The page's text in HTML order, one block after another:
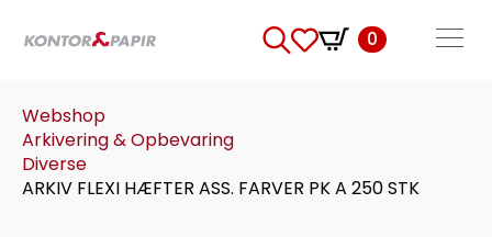
0
Webshop
Arkivering & Opbevaring
Diverse
ARKIV FLEXI HÆFTER ASS. FARVER PK A 250 STK